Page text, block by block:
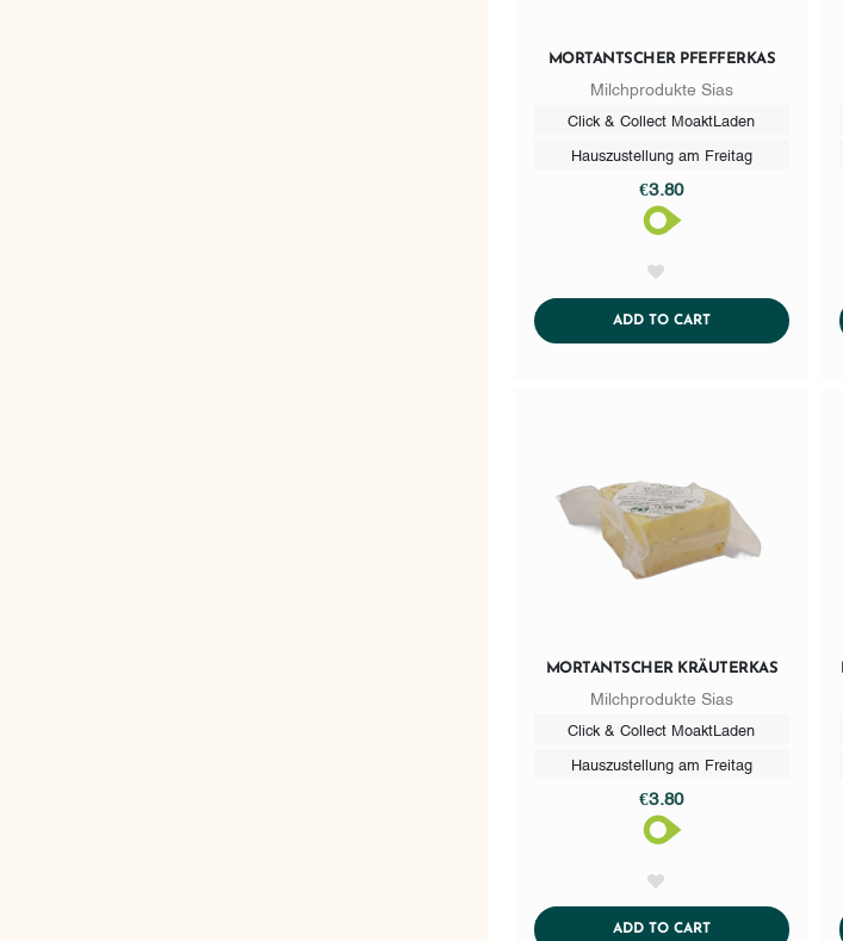
MORTANTSCHER PFEFFERKAS
Milchprodukte Sias
Click & Collect MoaktLaden
Hauszustellung am Freitag
€3.80
ADD TO CARTADDTOCART
MORTANTSCHER KRÄUTERKAS
Milchprodukte Sias
Click & Collect MoaktLaden
Hauszustellung am Freitag
€3.80
ADD TO CARTADDTOCART